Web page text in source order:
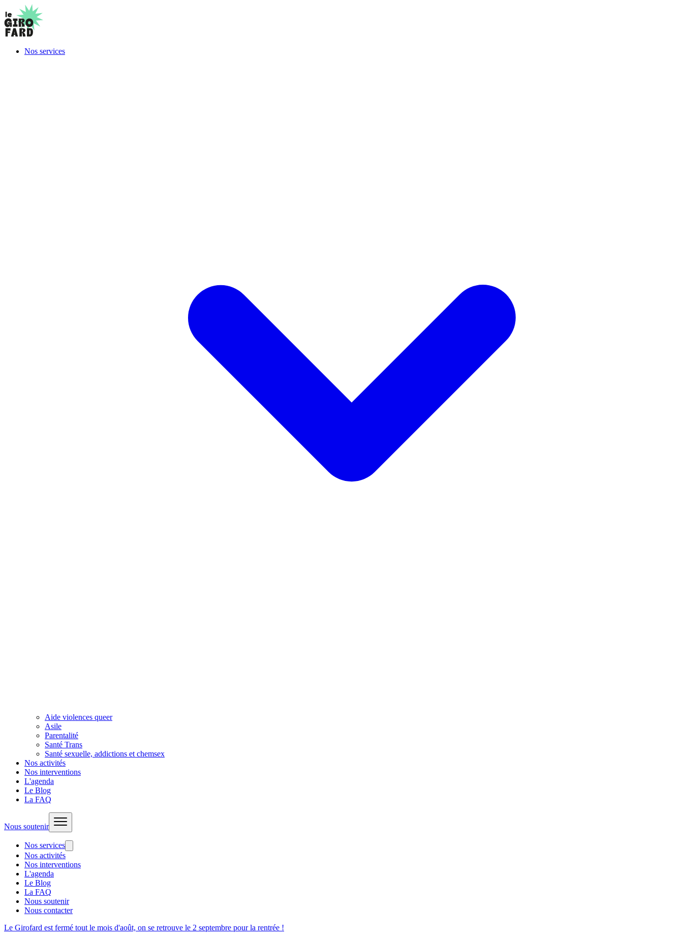
Nos services
Aide violences queer
Asile
Parentalité
Santé Trans
Santé sexuelle, addictions et chemsex
Nos activités
Nos interventions
L'agenda
Le Blog
La FAQ
Nous soutenir
Nos services
Nos activités
Nos interventions
L'agenda
Le Blog
La FAQ
Nous soutenir
Nous contacter
Le Girofard est fermé tout le mois d'août, on se retrouve le 2 septembre pour la rentrée !